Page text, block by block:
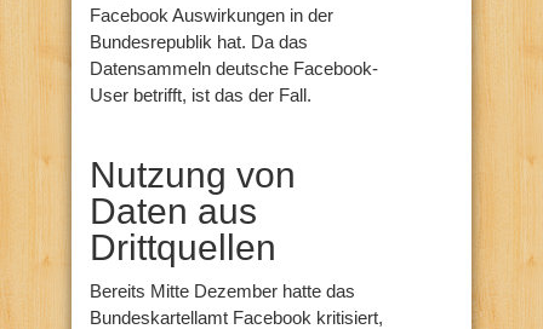
Facebook Auswirkungen in der
Bundesrepublik hat. Da das
Datensammeln deutsche Facebook-
User betrifft, ist das der Fall.
Nutzung von
Daten aus
Drittquellen
Bereits Mitte Dezember hatte das
Bundeskartellamt Facebook kritisiert,